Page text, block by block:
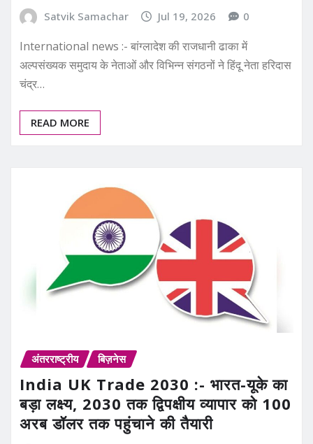
Satvik Samachar Jul 19, 2026 0
International news :- बांग्लादेश की राजधानी ढाका में
अल्पसंख्यक समुदाय के नेताओं और विभिन्न संगठनों ने हिंदू नेता हरिदास
चंद्र…
READ MORE
अंतरराष्ट्रीय बिज़नेस
India UK Trade 2030 :- भारत-यूके का
बड़ा लक्ष्य, 2030 तक द्विपक्षीय व्यापार को 100
अरब डॉलर तक पहुंचाने की तैयारी